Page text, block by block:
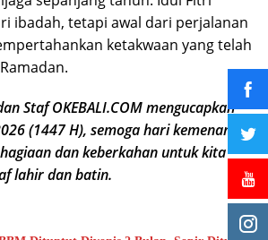
ibadah, tetapi awal dari perjalanan
ketakwaan yang telah
Staf OKEBALI.COM mengucapkan
(1447 H), semoga hari kemenangan
dan keberkahan untuk kita
lahir dan batin.